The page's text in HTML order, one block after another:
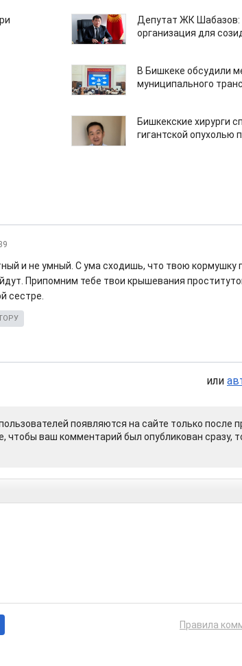
Депутат ЖК
организация для
В Бишкеке обсудили
муниципального
Бишкекские хирурги
гигантской опухолью
и не умный. С ума сходишь, что твою кормушку
Припомним тебе твои крышевания
сестре.
или
появляются на сайте только после
чтобы ваш комментарий был опубликован сразу,
Правила